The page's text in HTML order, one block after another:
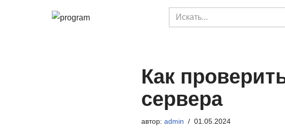
Как
сервера
автор: admin 01.05.2024